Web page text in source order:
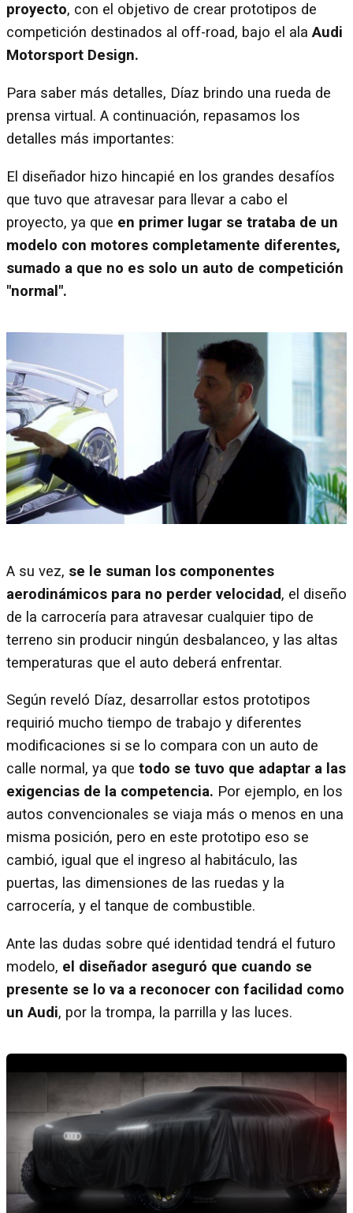
proyecto, con el objetivo de crear prototipos de
competición destinados al off-road, bajo el ala Audi
Motorsport Design.
Para saber más detalles, Díaz brindo una rueda de
prensa virtual. A continuación, repasamos los
detalles más importantes:
El diseñador hizo hincapié en los grandes desafíos
que tuvo que atravesar para llevar a cabo el
proyecto, ya que en primer lugar se trataba de un
modelo con motores completamente diferentes,
sumado a que no es solo un auto de competición
"normal".
A su vez, se le suman los componentes
aerodinámicos para no perder velocidad, el diseño
de la carrocería para atravesar cualquier tipo de
terreno sin producir ningún desbalanceo, y las altas
temperaturas que el auto deberá enfrentar.
Según reveló Díaz, desarrollar estos prototipos
requirió mucho tiempo de trabajo y diferentes
modificaciones si se lo compara con un auto de
calle normal, ya que todo se tuvo que adaptar a las
exigencias de la competencia. Por ejemplo, en los
autos convencionales se viaja más o menos en una
misma posición, pero en este prototipo eso se
cambió, igual que el ingreso al habitáculo, las
puertas, las dimensiones de las ruedas y la
carrocería, y el tanque de combustible.
Ante las dudas sobre qué identidad tendrá el futuro
modelo, el diseñador aseguró que cuando se
presente se lo va a reconocer con facilidad como
un Audi, por la trompa, la parrilla y las luces.